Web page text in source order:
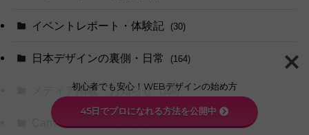
イベントレポート・体験記 (30)
日本デザインの裏側・日常 (164)
メディア掲載・お知らせ (169)
CanvaデザインTips
初心者でも安心！WEBデザインの始め方
45日でプロになれる方法を公開中